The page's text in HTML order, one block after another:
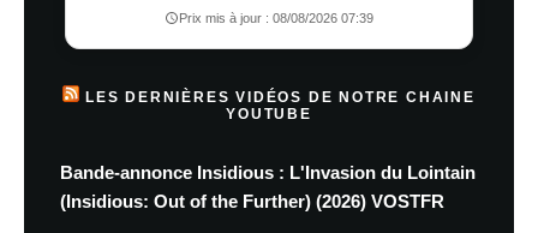
Prix mis à jour : 08/08/2026 07:39
LES DERNIÈRES VIDÉOS DE NOTRE CHAINE
YOUTUBE
Bande-annonce Insidious : L'Invasion du Lointain
(Insidious: Out of the Further) (2026) VOSTFR